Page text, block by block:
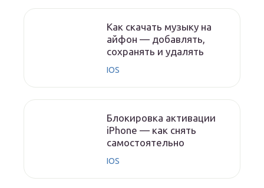
Как скачать музыку на
айфон — добавлять,
сохранять и удалять
IOS
Блокировка активации
iPhone — как снять
самостоятельно
IOS